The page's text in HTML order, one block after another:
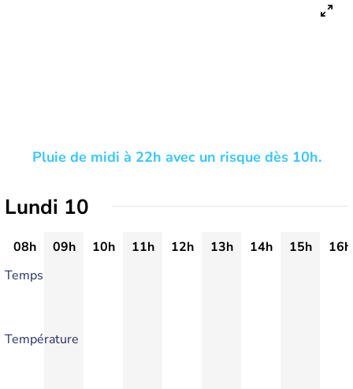
Pluie de midi à 22h avec un risque dès 10h.
Lundi 10
08h 09h 10h 11h 12h 13h 14h 15h
16h
Temps
Température